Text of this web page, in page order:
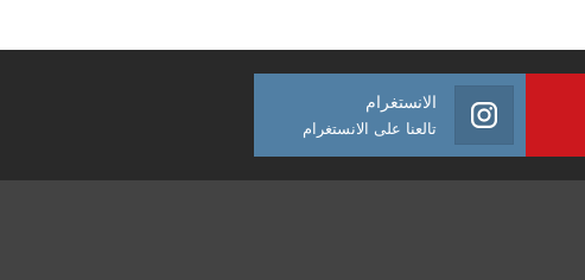
الانستغرام
تالعنا على الانستغرام